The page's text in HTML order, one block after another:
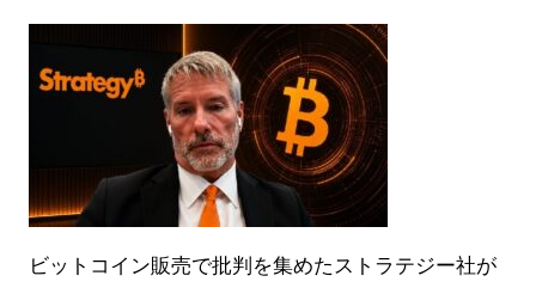
ビットコイン販売で批判を集めたストラテジー社が